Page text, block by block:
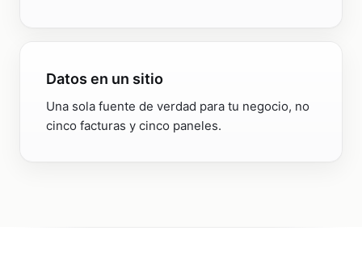
Datos en un sitio
Una sola fuente de verdad para tu negocio, no
cinco facturas y cinco paneles.